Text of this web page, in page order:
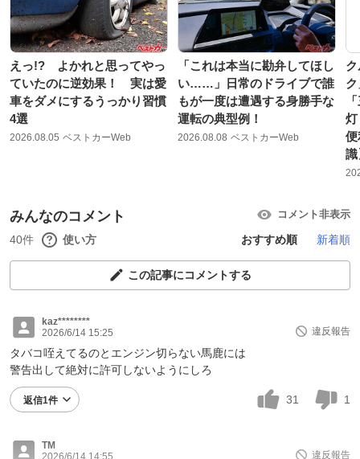
えっ!? よかれと思ってやっ
ていたのに逆効果！ 実は愛
車をダメにするうっかり習慣
4選
2026.08.05 ベストカーWeb
「これは本当に勘弁してほし
い……」日常のドライブで誰
もが一度は遭遇する身勝手な
運転の典型例！
2026.08.08 ベストカーWeb
灯
便
識
みんなのコメント コメント非表示
40件 使い方 おすすめ順 新着順
この記事にコメントする
kaz********
2026/6/14 15:25
違反報告
タバコ咥えてるのとエンジン切らない馬鹿には
警告出して絶対に許可しないようにしろ
返信1件 31 1
TM
2026/6/14 14:55
違反報告